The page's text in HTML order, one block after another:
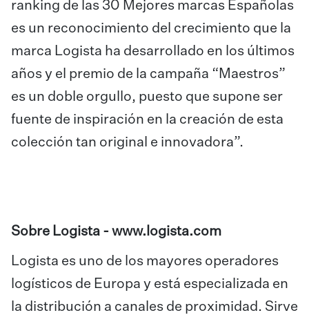
ranking de las 30 Mejores marcas Españolas
es un reconocimiento del crecimiento que la
marca Logista ha desarrollado en los últimos
años y el premio de la campaña “Maestros”
es un doble orgullo, puesto que supone ser
fuente de inspiración en la creación de esta
colección tan original e innovadora”.
Sobre Logista - www.logista.com
Logista es uno de los mayores operadores
logísticos de Europa y está especializada en
la distribución a canales de proximidad. Sirve